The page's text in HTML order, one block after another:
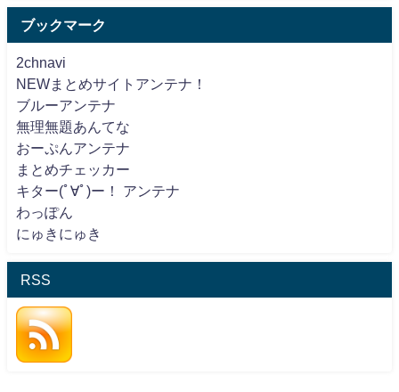
ブックマーク
2chnavi
NEWまとめサイトアンテナ！
ブルーアンテナ
無理無題あんてな
おーぷんアンテナ
まとめチェッカー
キター(ﾟ∀ﾟ)ー！ アンテナ
わっぽん
にゅきにゅき
RSS